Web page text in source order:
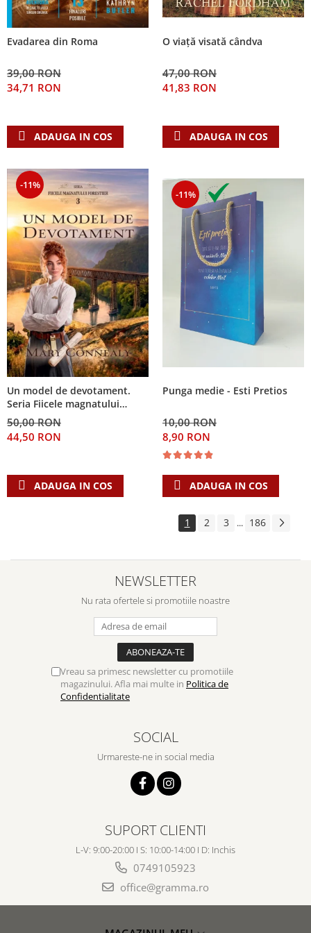
Evadarea din Roma
39,00 RON
34,71 RON
ADAUGA IN COS
O viață visată cândva
47,00 RON
41,83 RON
ADAUGA IN COS
-11%
Un model de devotament.
Seria Fiicele magnatului
forestier 3
50,00 RON
44,50 RON
ADAUGA IN COS
-11%
Punga medie - Esti Pretios
10,00 RON
8,90 RON
ADAUGA IN COS
1 2 3 ... 186
NEWSLETTER
Nu rata ofertele si promotiile noastre
Vreau sa primesc newsletter cu promotiile
magazinului. Afla mai multe in Politica de
Confidentialitate
SOCIAL
Urmareste-ne in social media
SUPORT CLIENTI
L-V: 9:00-20:00 I S: 10:00-14:00 I D: Inchis
0749105923
office@gramma.ro